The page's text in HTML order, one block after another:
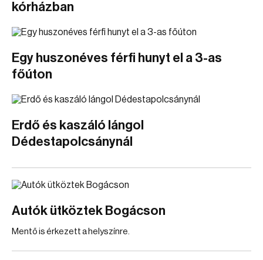
kórházban
Egy huszonéves férfi hunyt el a 3-as
főúton
Erdő és kaszáló lángol
Dédestapolcsánynál
Autók ütköztek Bogácson
Mentő is érkezett a helyszínre.